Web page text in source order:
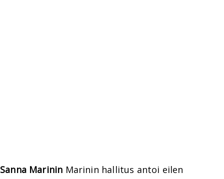
Sanna Marinin Marinin hallitus antoi eilen